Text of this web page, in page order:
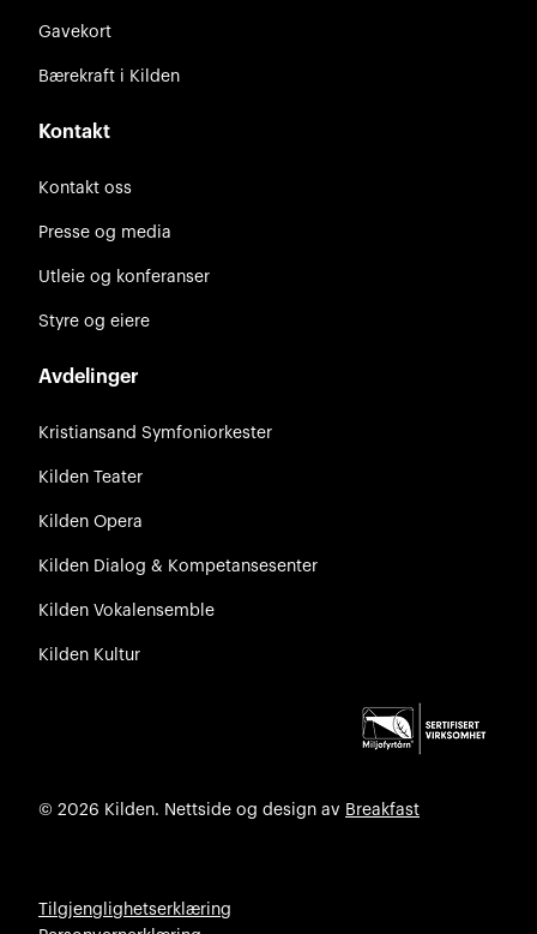
Gavekort
Bærekraft i Kilden
Kontakt
Kontakt oss
Presse og media
Utleie og konferanser
Styre og eiere
Avdelinger
Kristiansand Symfoniorkester
Kilden Teater
Kilden Opera
Kilden Dialog & Kompetansesenter
Kilden Vokalensemble
Kilden Kultur
© 2026 Kilden. Nettside og design av Breakfast
Tilgjenglighetserklæring